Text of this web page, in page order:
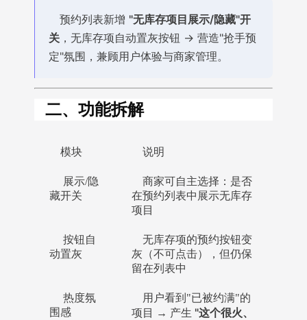
预约列表新增 "无库存项目展示/隐藏"开
关 ，无库存项自动置灰按钮 → 营造"抢手预
定"氛围，兼顾用户体验与商家管理。
二、功能拆解
模块 说明
展示/隐
藏开关
商家可自主选择：是否
在预约列表中展示无库存
项目
按钮自
动置灰
无库存项的预约按钮变
灰（不可点击），但仍保
留在列表中
热度氛
围感
用户看到"已被约满"的
项目 → 产生 "这个很火、